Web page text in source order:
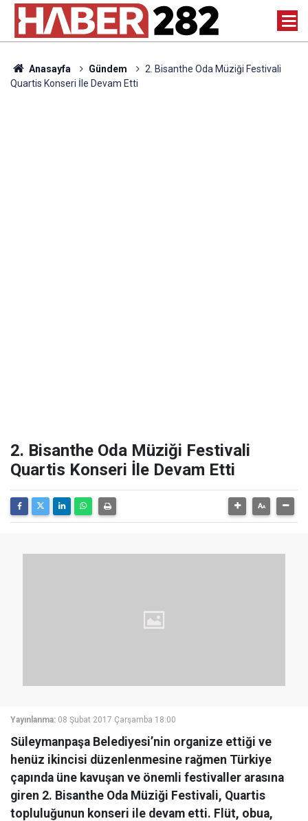
Anasayfa Gündem
2. Bisanthe Oda Müziği Festivali
Quartis Konseri İle Devam Etti
2. Bisanthe Oda Müziği Festivali
Quartis Konseri İle Devam Etti
Yayınlanma: 08 Şubat 2017 Çarşamba 18:00
Süleymanpaşa Belediyesi’nin organize ettiği ve
henüz ikincisi düzenlenmesine rağmen Türkiye
çapında üne kavuşan ve önemli festivaller arasına
giren 2. Bisanthe Oda Müziği Festivali, Quartis
topluluğunun konseri ile devam etti. Flüt, obua,